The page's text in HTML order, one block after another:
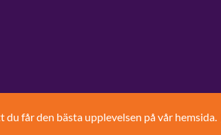
får den bästa upplevelsen på vår hemsida.